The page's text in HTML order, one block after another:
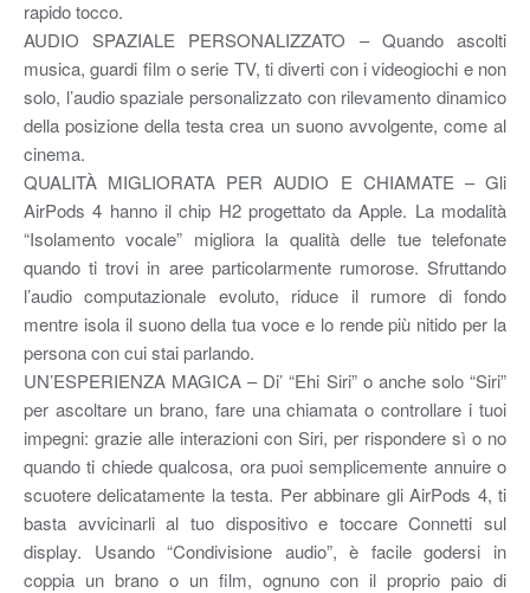
rapido tocco.
AUDIO SPAZIALE PERSONALIZZATO – Quando ascolti
musica, guardi film o serie TV, ti diverti con i videogiochi e non
solo, l’audio spaziale personalizzato con rilevamento dinamico
della posizione della testa crea un suono avvolgente, come al
cinema.
QUALITÀ MIGLIORATA PER AUDIO E CHIAMATE – Gli
AirPods 4 hanno il chip H2 progettato da Apple. La modalità
“Isolamento vocale” migliora la qualità delle tue telefonate
quando ti trovi in aree particolarmente rumorose. Sfruttando
l’audio computazionale evoluto, riduce il rumore di fondo
mentre isola il suono della tua voce e lo rende più nitido per la
persona con cui stai parlando.
UN’ESPERIENZA MAGICA – Di’ “Ehi Siri” o anche solo “Siri”
per ascoltare un brano, fare una chiamata o controllare i tuoi
impegni: grazie alle interazioni con Siri, per rispondere sì o no
quando ti chiede qualcosa, ora puoi semplicemente annuire o
scuotere delicatamente la testa. Per abbinare gli AirPods 4, ti
basta avvicinarli al tuo dispositivo e toccare Connetti sul
display. Usando “Condivisione audio”, è facile godersi in
coppia un brano o un film, ognuno con il proprio paio di